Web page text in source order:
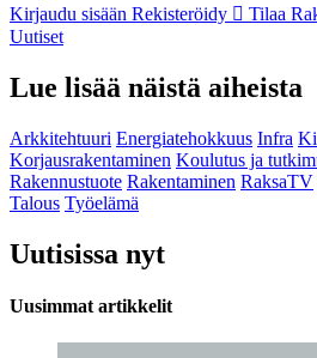
Kirjaudu sisään Rekisteröidy Tilaa
Uutiset
Lue lisää näistä aiheista
Arkkitehtuuri Energiatehokkuus Infra
Korjausrakentaminen Koulutus ja
Rakennustuote Rakentaminen RaksaTV
Talous Työelämä
Uutisissa nyt
Uusimmat artikkelit